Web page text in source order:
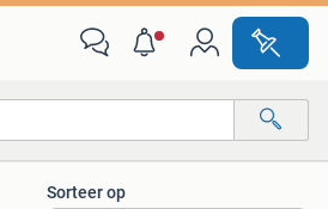
Sorteer op